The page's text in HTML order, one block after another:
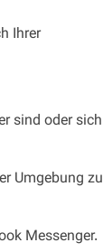
Ihrer
sind oder sich
Umgebung zu
Messenger.